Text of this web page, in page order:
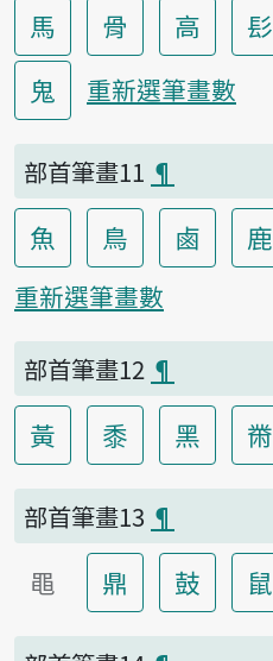
馬 骨 高 髟
鬼
重新選筆畫數
部首筆畫11 ¶
魚 鳥 鹵 鹿
重新選筆畫數
部首筆畫12 ¶
黃 黍 黑 黹
部首筆畫13 ¶
黽 鼎 鼓 鼠